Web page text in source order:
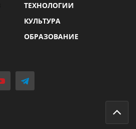
ТЕХНОЛОГИИ
КУЛЬТУРА
ОБРАЗОВАНИЕ